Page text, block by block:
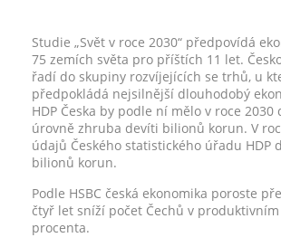
Studie „Svět v roce 2030“ předpovídá
75 zemích světa pro příštích 11 let.
řadí do skupiny rozvíjejících se trhů, u
předpokládá nejsilnější dlouhodobý
HDP Česka by podle ní mělo v roce 2030
úrovně zhruba devíti bilionů korun. V
údajů Českého statistického úřadu HDP
bilionů korun.
Podle HSBC česká ekonomika poroste
čtyř let sníží počet Čechů v produktivním
procenta.